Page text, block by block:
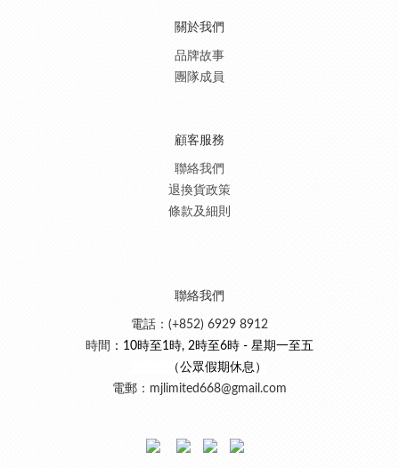
關於我們
品牌故事
團隊成員
顧客服務
聯絡我們
退換貨政策
條款及細則
聯絡我們
電話：(+852) 6929 8912
時間 ：10時至1時, 2時至6時 - 星期一至五
（公眾假期休息）
電郵：mjlimited668@gmail.com